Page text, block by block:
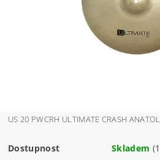
US 20 PWCRH ULTIMATE CRASH
Dostupnost Skladem